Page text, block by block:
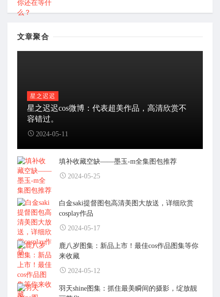
文章聚合
星之迟迟
星之迟迟cos微博：代表超美作品，高清欣赏不
容错过。
2024-05-11
填补收藏空缺——墨玉-m全集图包推荐
2024-05-25
白金saki提督图包高清美图大放送，详细欣赏
cosplay作品
2024-05-17
鹿八岁图集：新品上市！最佳cos作品图集等你
来收藏
2024-05-12
羽天shine图集：抓住最美瞬间的摄影，绽放靓